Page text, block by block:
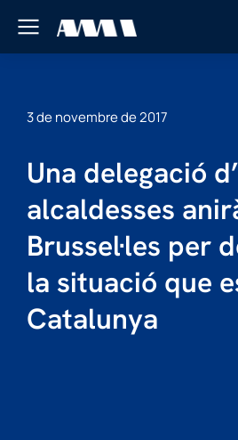
3 de novembre de 2017
Una delegació
alcaldesses
Brussel·les per
la situació que
Catalunya